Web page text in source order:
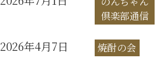
倶楽部通信
2026年4月7日 焼酎の会